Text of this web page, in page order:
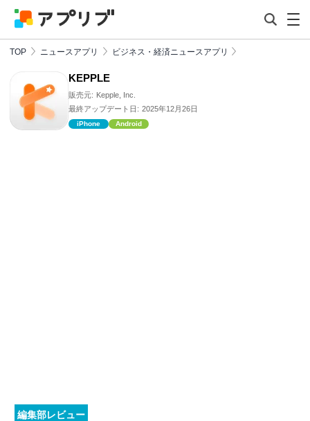
TOP ニュースアプリ ビジネス・経済ニュースアプリ
KEPPLE
販売元: Kepple, Inc.
最終アップデート日: 2025年12月26日
iPhone Android
編集部レビュー